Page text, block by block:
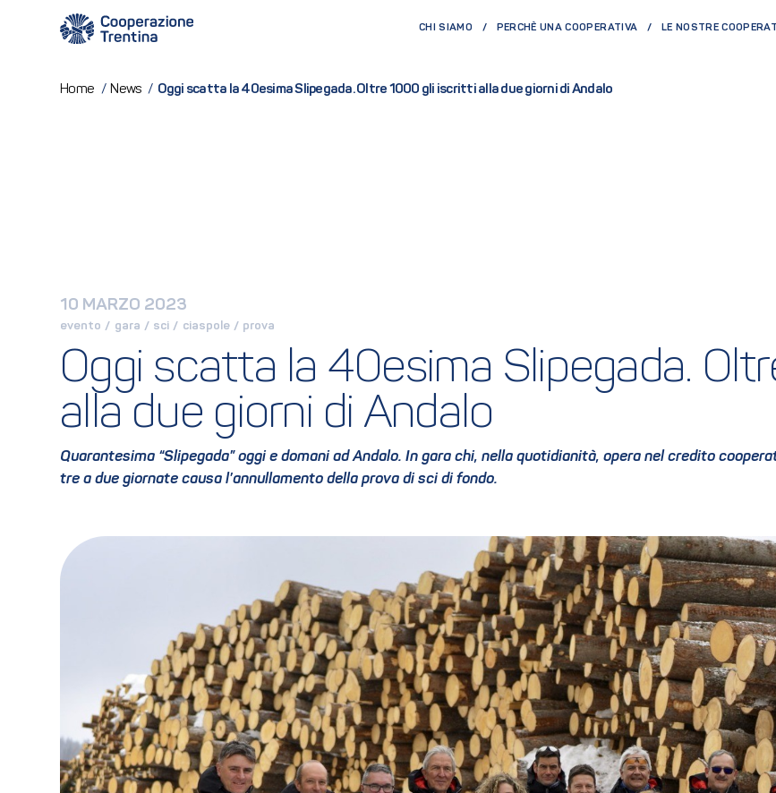
CHI SIAMO PERCHÈ UNA COOPERATIVA LE NOSTRE
Home / News / Oggi scatta la 40esima Slipegada. Oltre 1000 gli iscritti alla due giorni di Andalo
10 MARZO 2023
evento / gara / sci / ciaspole / prova
Oggi scatta la 40esima Slipegada.
alla due giorni di Andalo
Quarantesima “Slipegada” oggi e domani ad Andalo. In gara chi, nella quotidianità, opera nel credito
tre a due giornate causa l’annullamento della prova di sci di fondo.